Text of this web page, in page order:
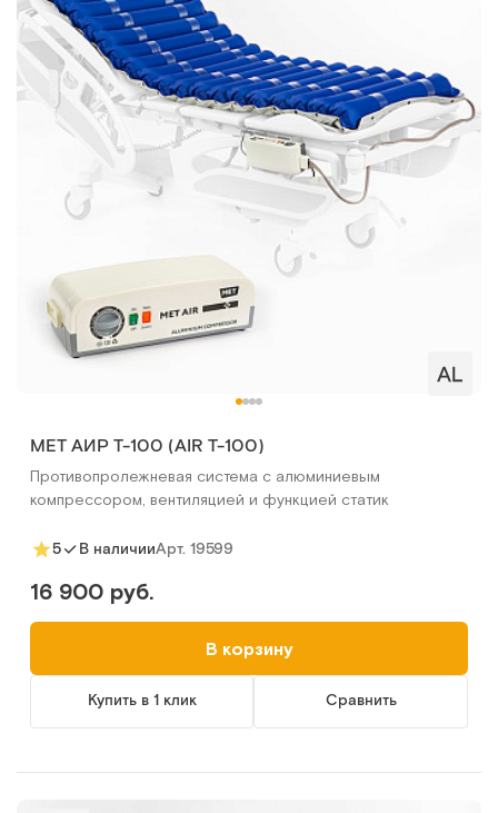
MET АИР Т-100 (AIR T-100)
Противопролежневая система с алюминиевым
компрессором, вентиляцией и функцией статик
5 В наличииАрт. 19599
16 900 руб.
В корзину
Купить в 1 клик Сравнить